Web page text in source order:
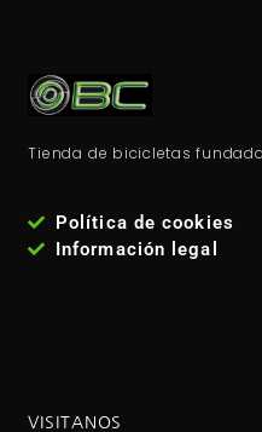
Tienda de bicicletas
Política de cookies
Información legal
VISITANOS